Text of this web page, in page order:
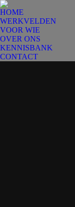
HOME
WERKVELDEN
VOOR WIE
OVER ONS
KENNISBANK
CONTACT